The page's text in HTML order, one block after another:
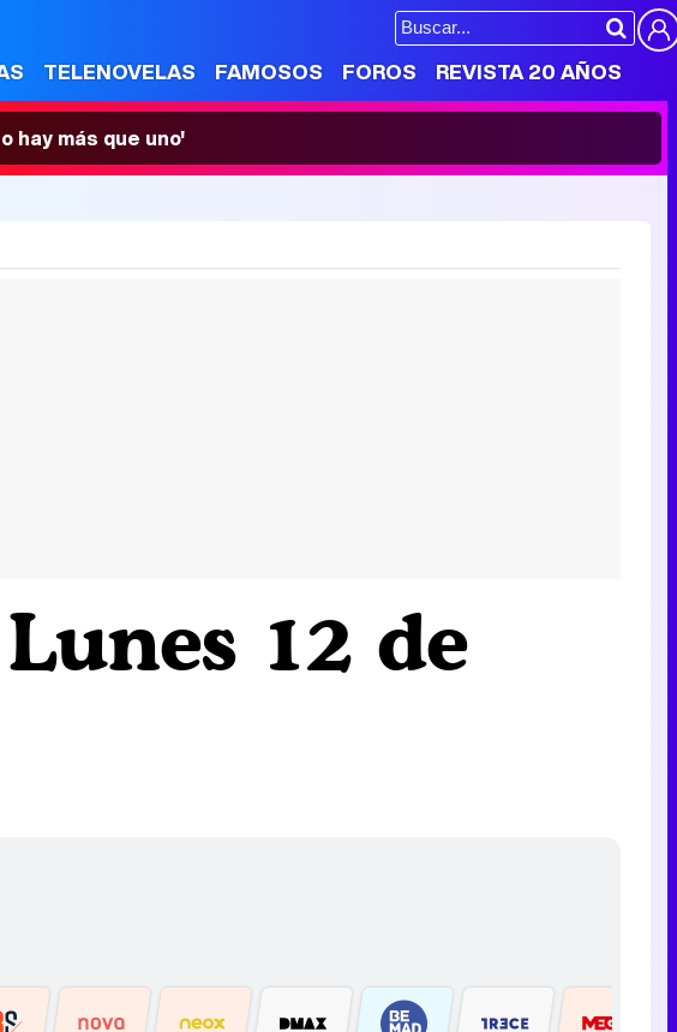
TELENOVELAS FAMOSOS FOROS REVISTA 20 AÑOS
hay más que uno'
12 de